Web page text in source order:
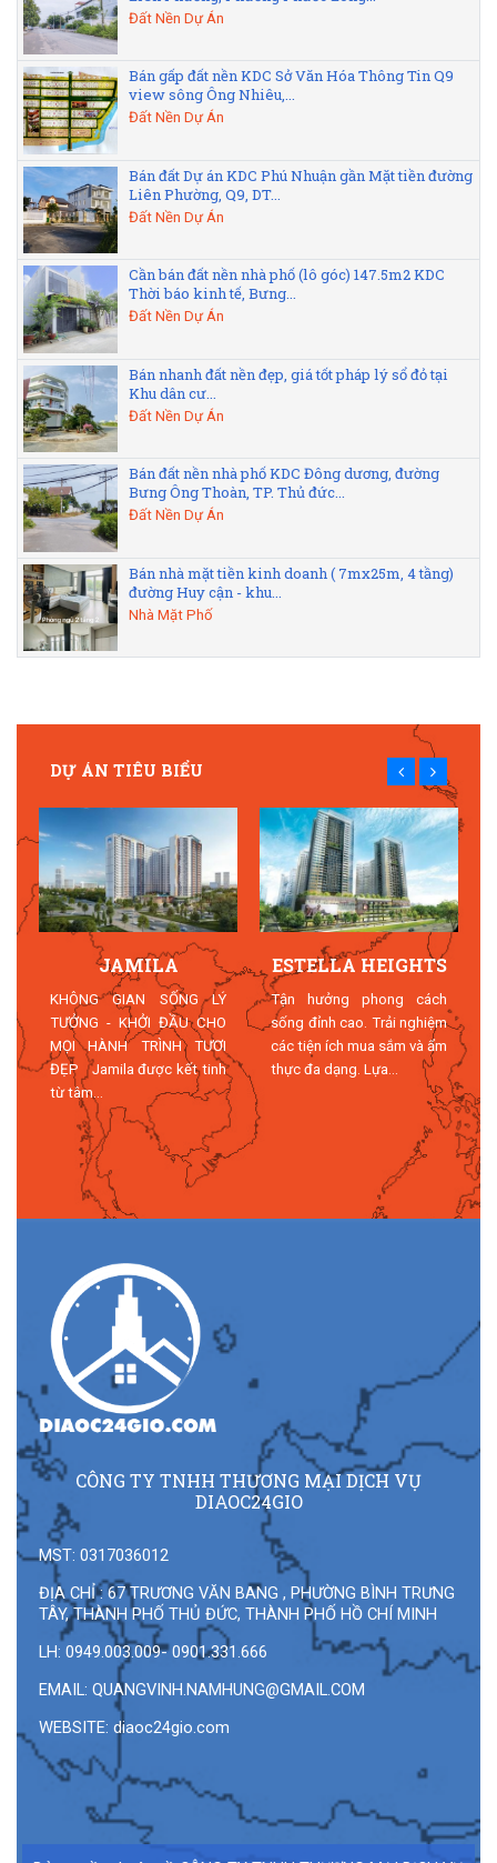
Đất Nền Dự Án
Bán gấp đất nền KDC Sở Văn Hóa Thông Tin Q9
view sông Ông Nhiêu,...
Đất Nền Dự Án
Bán đất Dự án KDC Phú Nhuận gần Mặt tiền đường
Liên Phường, Q9, DT...
Đất Nền Dự Án
Cần bán đất nền nhà phố (lô góc) 147.5m2 KDC
Thời báo kinh tế, Bưng...
Đất Nền Dự Án
Bán nhanh đất nền đẹp, giá tốt pháp lý sổ đỏ tại
Khu dân cư...
Đất Nền Dự Án
Bán đất nền nhà phố KDC Đông dương, đường
Bưng Ông Thoàn, TP. Thủ đức...
Đất Nền Dự Án
Bán nhà mặt tiền kinh doanh ( 7mx25m, 4 tầng)
đường Huy cận - khu...
Nhà Mặt Phố
DỰ ÁN TIÊU BIỂU
JAMILA
KHÔNG GIAN SỐNG LÝ
TƯỞNG - KHỞI ĐẦU CHO
MỌI HÀNH TRÌNH TƯƠI
ĐẸP Jamila được kết tinh
từ tâm...
ESTELLA HEIGHTS
Tận hưởng phong cách
sống đỉnh cao. Trải nghiệm
các tiện ích mua sắm và ẩm
thực đa dạng. Lựa...
CÔNG TY TNHH THƯƠNG MẠI DỊCH VỤ
DIAOC24GIO
MST: 0317036012
ĐỊA CHỈ : 67 TRƯƠNG VĂN BANG , PHƯỜNG BÌNH TRƯNG
TÂY, THÀNH PHỐ THỦ ĐỨC, THÀNH PHỐ HỒ CHÍ MINH
LH: 0949.003.009- 0901.331.666
EMAIL: QUANGVINH.NAMHUNG@GMAIL.COM
WEBSITE: diaoc24gio.com